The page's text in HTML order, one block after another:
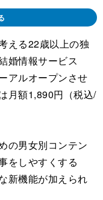
その他
える22歳以上の独
婚情報サービス
アルオープンさせ
月額1,890円（税込/
の男女別コンテン
をしやすくする
新機能が加えられ